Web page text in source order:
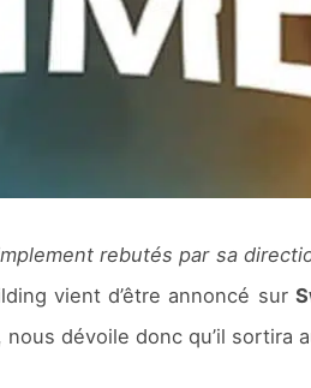
rebutés par sa
vient d’être annoncé sur
nous dévoile donc qu’il sortira